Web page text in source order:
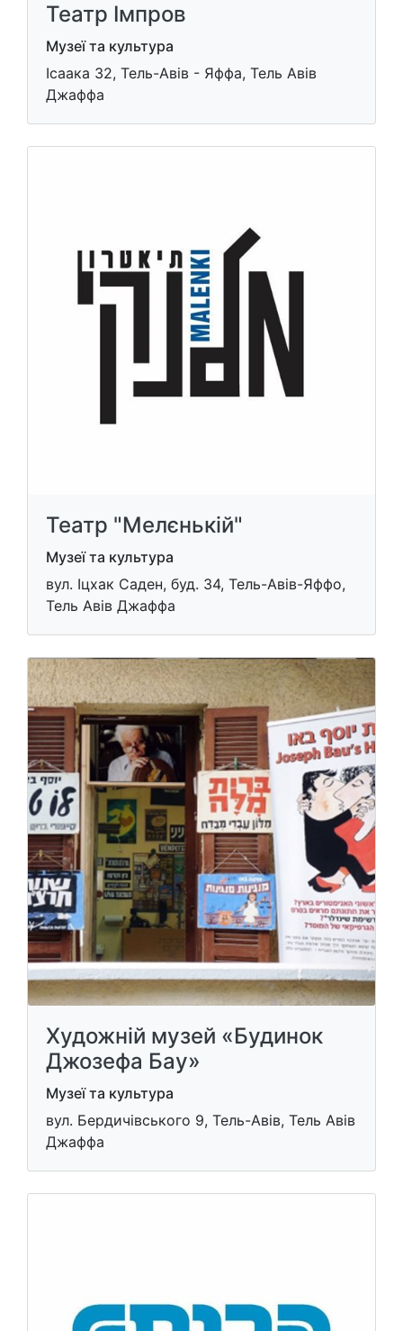
Театр Імпров
Музеї та культура
Ісаака 32, Тель-Авів - Яффа, Тель Авів
Джаффа
Театр "Мелєнькій"
Музеї та культура
вул. Іцхак Саден, буд. 34, Тель-Авів-Яффо,
Тель Авів Джаффа
Художній музей «Будинок
Джозефа Бау»
Музеї та культура
вул. Бердичівського 9, Тель-Авів, Тель Авів
Джаффа